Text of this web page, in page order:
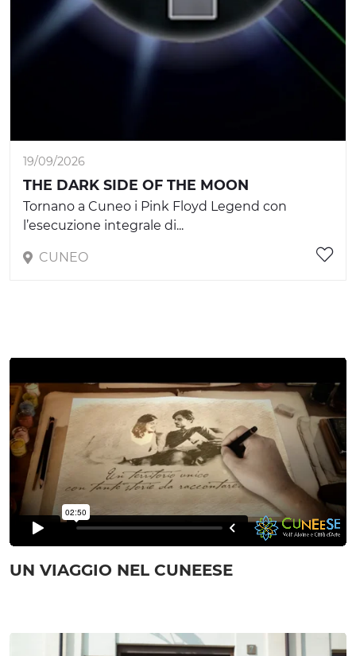
19/09/2026
THE DARK SIDE OF THE MOON
Tornano a Cuneo i Pink Floyd Legend con
l’esecuzione integrale di...
CUNEO
UN VIAGGIO NEL CUNEESE